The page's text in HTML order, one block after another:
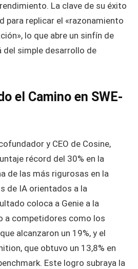
La clave de su éxito
para replicar el «razonamiento
lo que abre un sinfín de
del simple desarrollo de
el Camino en SWE-
y CEO de Cosine,
récord del 30% en la
de las más rigurosas en la
de IA orientados a la
coloca a Genie a la
a competidores como los
alcanzaron un 19%, y el
que obtuvo un 13,8% en
Este logro subraya la